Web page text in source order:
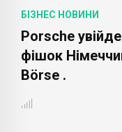
БІЗНЕС НОВИНИ
Porsche
фішок
Börse .